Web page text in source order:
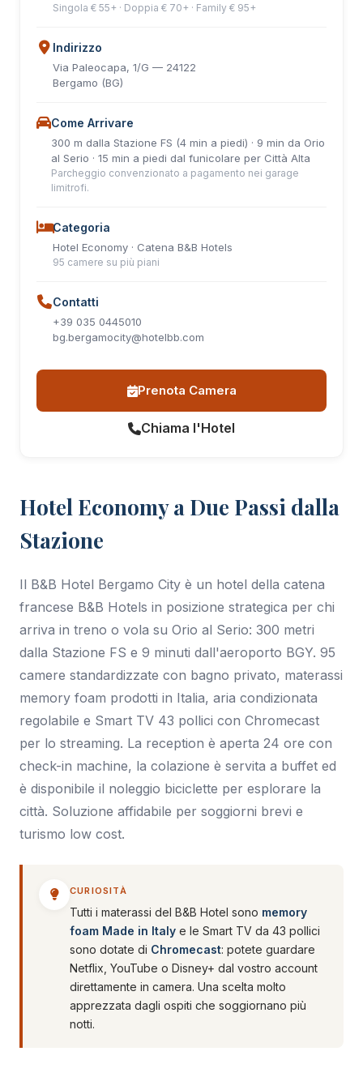
Hotel Economy a Due Passi dalla
Stazione
Il B&B Hotel Bergamo City è un hotel della catena
francese B&B Hotels in posizione strategica per chi
arriva in treno o vola su Orio al Serio: 300 metri
dalla Stazione FS e 9 minuti dall'aeroporto BGY. 95
camere standardizzate con bagno privato, materassi
memory foam prodotti in Italia, aria condizionata
regolabile e Smart TV 43 pollici con Chromecast
per lo streaming. La reception è aperta 24 ore con
check-in machine, la colazione è servita a buffet ed
è disponibile il noleggio biciclette per esplorare la
città. Soluzione affidabile per soggiorni brevi e
turismo low cost.
CURIOSITÀ
Tutti i materassi del B&B Hotel sono memory
foam Made in Italy e le Smart TV da 43 pollici
sono dotate di Chromecast: potete guardare
Netflix, YouTube o Disney+ dal vostro account
direttamente in camera. Una scelta molto
apprezzata dagli ospiti che soggiornano più
notti.
Singola € 55+ · Doppia € 70+ · Family € 95+
Indirizzo
Via Paleocapa, 1/G — 24122
Bergamo (BG)
Come Arrivare
300 m dalla Stazione FS (4 min a piedi) · 9 min da Orio
al Serio · 15 min a piedi dal funicolare per Città Alta
Parcheggio convenzionato a pagamento nei garage
limitrofi.
Categoria
Hotel Economy · Catena B&B Hotels
95 camere su più piani
Contatti
+39 035 0445010
bg.bergamocity@hotelbb.com
Prenota Camera
Chiama l'Hotel